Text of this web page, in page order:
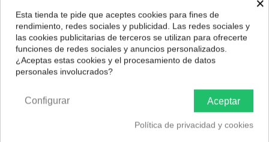
corriente
CARACTERÍSTICAS
Color del
Negro, Gris
¿Dónde deseas recibir tu pedido?
Selecciona tu ubicación para mostrarte los precios e
impuestos correctos para tu región.
Esta tienda te pide que aceptes cookies para fines de
rendimiento, redes sociales y publicidad. Las redes sociales y
las cookies publicitarias de terceros se utilizan para ofrecerte
funciones de redes sociales y anuncios personalizados.
¿Aceptas estas cookies y el procesamiento de datos
personales involucrados?
Aceptar
Configurar
Política de privacidad y cookies